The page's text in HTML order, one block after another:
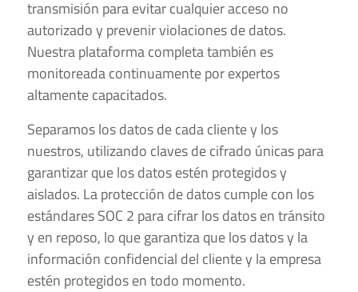
transmisión para evitar cualquier acceso no
autorizado y prevenir violaciones de datos.
Nuestra plataforma completa también es
monitoreada continuamente por expertos
altamente capacitados.
Separamos los datos de cada cliente y los
nuestros, utilizando claves de cifrado únicas para
garantizar que los datos estén protegidos y
aislados. La protección de datos cumple con los
estándares SOC 2 para cifrar los datos en tránsito
y en reposo, lo que garantiza que los datos y la
información confidencial del cliente y la empresa
estén protegidos en todo momento.